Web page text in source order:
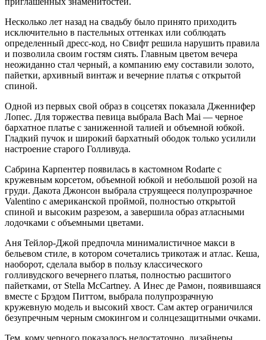
Несколько лет назад на свадьбу было принято приходить
исключительно в пастельных оттенках или соблюдать
определенный дресс-код, но Свифт решила нарушить правила
и позволила своим гостям сиять. Главным цветом вечера
неожиданно стал черный, а компанию ему составили золото,
пайетки, архивный винтаж и вечерние платья с открытой
спиной.
Одной из первых свой образ в соцсетях показала Дженнифер
Лопес. Для торжества певица выбрала Bach Mai — черное
бархатное платье с заниженной талией и объемной юбкой.
Гладкий пучок и широкий бархатный ободок только усилили
настроение старого Голливуда.
Сабрина Карпентер появилась в кастомном Rodarte с
кружевным корсетом, объемной юбкой и небольшой розой на
груди. Дакота Джонсон выбрала струящееся полупрозрачное
Valentino с американской проймой, полностью открытой
спиной и высоким разрезом, а завершила образ атласными
лодочками с объемными цветами.
Аня Тейлор-Джой предпочла минималистичное макси в
бельевом стиле, в котором сочетались трикотаж и атлас. Кеша,
наоборот, сделала выбор в пользу классического
голливудского вечернего платья, полностью расшитого
пайетками, от Stella McCartney. А Инес де Рамон, появившаяся
вместе с Брэдом Питтом, выбрала полупрозрачную
кружевную модель и высокий хвост. Сам актер ограничился
безупречным черным смокингом и солнцезащитными очками.
Тем, кому черного показалось недостаточно, дизайнеры